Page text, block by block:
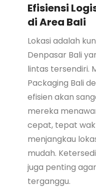
Efisiensi
di Area Bali
Lokasi adalah
Denpasar Bali
lintas tersendiri.
Packaging Bali
efisien akan
mereka
cepat, tepat
menjangkau
mudah.
juga penting
terganggu.